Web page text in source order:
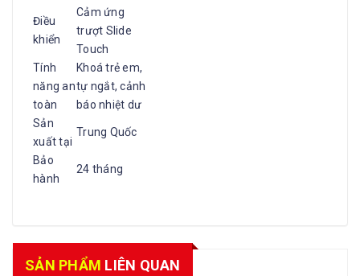
Điều
khiển
Cảm ứng
trượt Slide
Touch
Tính
năng an
toàn
Khoá trẻ em,
tự ngắt, cảnh
báo nhiệt dư
Sản
xuất tại
Trung Quốc
Bảo
hành
24 tháng
SẢN PHẨM LIÊN QUAN